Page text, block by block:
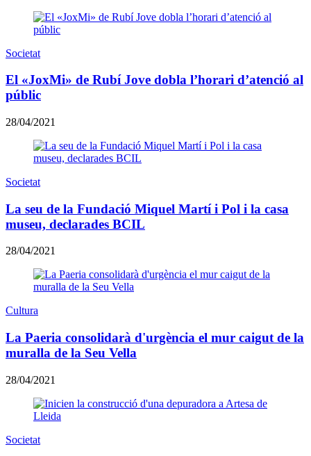
Societat
El «JoxMi» de Rubí Jove dobla l’horari d’atenció al
públic
28/04/2021
Societat
La seu de la Fundació Miquel Martí i Pol i la casa
museu, declarades BCIL
28/04/2021
Cultura
La Paeria consolidarà d'urgència el mur caigut de la
muralla de la Seu Vella
28/04/2021
Societat